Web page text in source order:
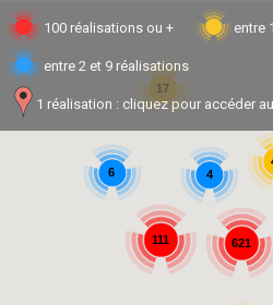
621
111
17
6 4
100 réalisations ou + entre
entre 2 et 9 réalisations
1 réalisation : cliquez pour accéder